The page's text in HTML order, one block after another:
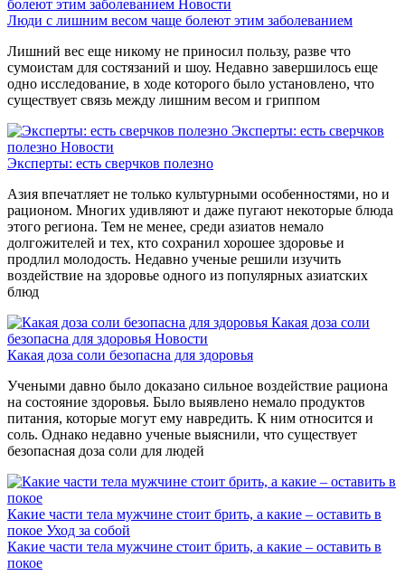
болеют этим заболеванием Новости
Люди с лишним весом чаще болеют этим заболеванием
Лишний вес еще никому не приносил пользу, разве что
сумоистам для состязаний и шоу. Недавно завершилось еще
одно исследование, в ходе которого было установлено, что
существует связь между лишним весом и гриппом
Эксперты: есть сверчков
полезно Новости
Эксперты: есть сверчков полезно
Азия впечатляет не только культурными особенностями, но и
рационом. Многих удивляют и даже пугают некоторые блюда
этого региона. Тем не менее, среди азиатов немало
долгожителей и тех, кто сохранил хорошее здоровье и
продлил молодость. Недавно ученые решили изучить
воздействие на здоровье одного из популярных азиатских
блюд
Какая доза соли
безопасна для здоровья Новости
Какая доза соли безопасна для здоровья
Учеными давно было доказано сильное воздействие рациона
на состояние здоровья. Было выявлено немало продуктов
питания, которые могут ему навредить. К ним относится и
соль. Однако недавно ученые выяснили, что существует
безопасная доза соли для людей
Какие части тела мужчине стоит брить, а какие – оставить в
покое Уход за собой
Какие части тела мужчине стоит брить, а какие – оставить в
покое